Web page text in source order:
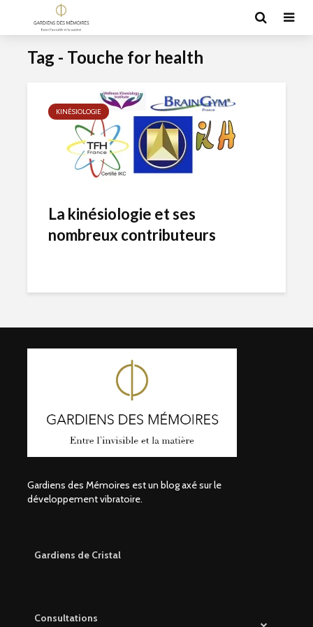
Tag - Touche for health
KINÉSIOLOGIE
La kinésiologie et ses
nombreux contributeurs
Gardiens des Mémoires est un blog axé sur le
développement vibratoire.
Gardiens de Cristal
Consultations